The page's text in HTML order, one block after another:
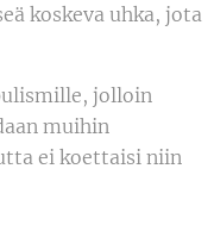
koskeva uhka, jota
jolloin
muihin
ei koettaisi niin